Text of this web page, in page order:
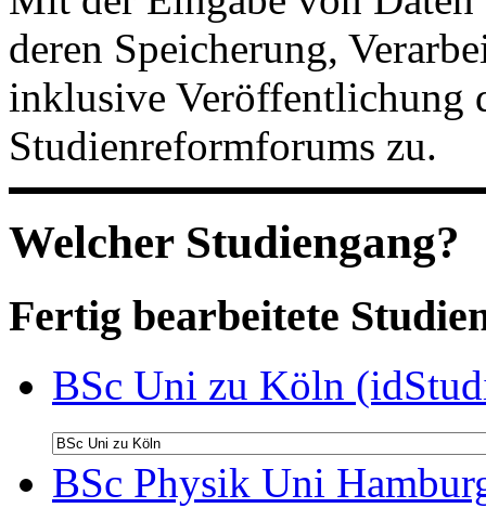
deren Speicherung,
inklusive Veröffentlichung
Studienreformforums zu.
Welcher Studiengang?
Fertig bearbeitete
BSc Uni zu Köln
BSc Physik Uni